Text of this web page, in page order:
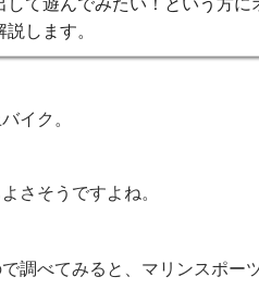
します。
イク。
さそうですよね。
調べてみると、マリンスポー